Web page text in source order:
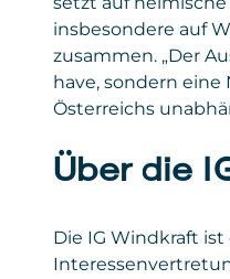
insbesondere auf
zusammen. „Der
have, sondern
Österreichs
Über die
Die IG Windkraft ist
der
Gesetzt
Google
Privacy
Policy
von
Policy
https://
policy
Diese Daten
verarbeitet, um
Formulars
korrekt zu
ausschließlich
zu unseren
Daten:
Daten